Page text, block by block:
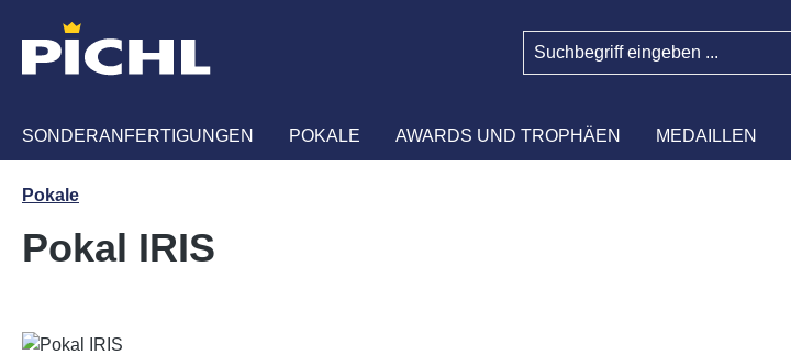
Hauptinhalt springen
Zur Suche springen
Zur Hauptnavigation springen
SONDERANFERTIGUNGEN POKALE AWARDS UND TROPHÄEN MEDAILLEN
Pokale
Pokal IRIS
Bildergalerie überspringen